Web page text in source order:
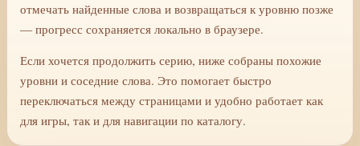
отмечать найденные слова и возвращаться к уровню позже
— прогресс сохраняется локально в браузере.
Если хочется продолжить серию, ниже собраны похожие
уровни и соседние слова. Это помогает быстро
переключаться между страницами и удобно работает как
для игры, так и для навигации по каталогу.